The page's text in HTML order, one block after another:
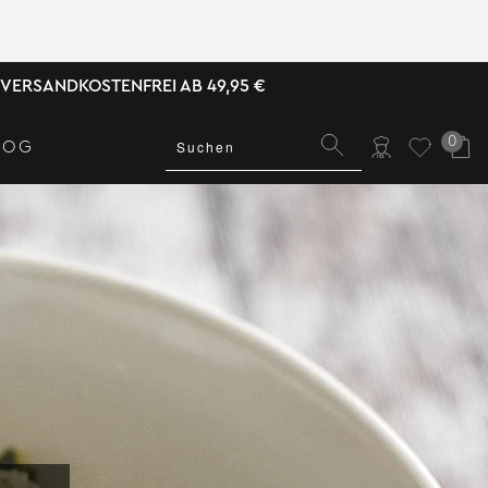
VERSANDKOSTENFREI AB 49,95 €
0